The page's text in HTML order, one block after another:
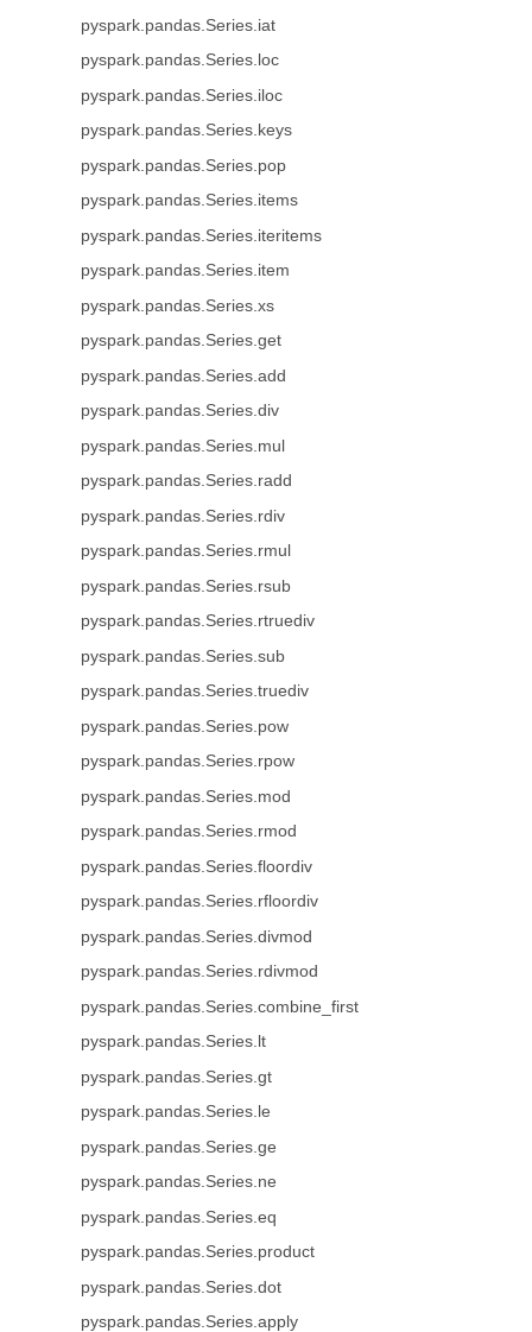
pyspark.pandas.Series.iat
pyspark.pandas.Series.loc
pyspark.pandas.Series.iloc
pyspark.pandas.Series.keys
pyspark.pandas.Series.pop
pyspark.pandas.Series.items
pyspark.pandas.Series.iteritems
pyspark.pandas.Series.item
pyspark.pandas.Series.xs
pyspark.pandas.Series.get
pyspark.pandas.Series.add
pyspark.pandas.Series.div
pyspark.pandas.Series.mul
pyspark.pandas.Series.radd
pyspark.pandas.Series.rdiv
pyspark.pandas.Series.rmul
pyspark.pandas.Series.rsub
pyspark.pandas.Series.rtruediv
pyspark.pandas.Series.sub
pyspark.pandas.Series.truediv
pyspark.pandas.Series.pow
pyspark.pandas.Series.rpow
pyspark.pandas.Series.mod
pyspark.pandas.Series.rmod
pyspark.pandas.Series.floordiv
pyspark.pandas.Series.rfloordiv
pyspark.pandas.Series.divmod
pyspark.pandas.Series.rdivmod
pyspark.pandas.Series.combine_first
pyspark.pandas.Series.lt
pyspark.pandas.Series.gt
pyspark.pandas.Series.le
pyspark.pandas.Series.ge
pyspark.pandas.Series.ne
pyspark.pandas.Series.eq
pyspark.pandas.Series.product
pyspark.pandas.Series.dot
pyspark.pandas.Series.apply